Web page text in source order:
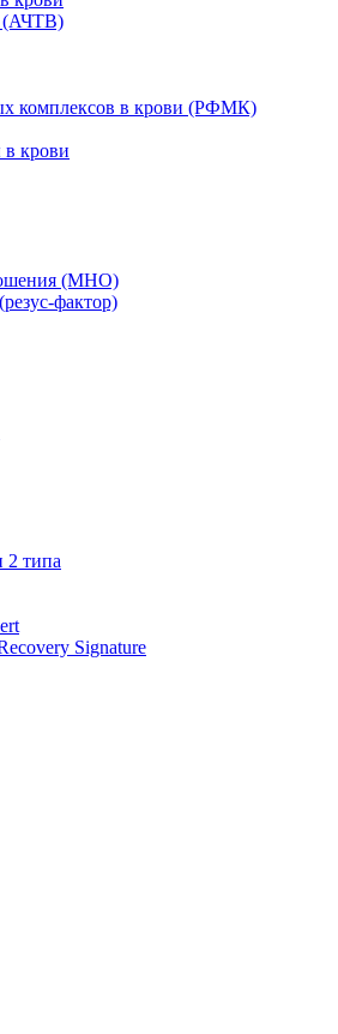
(АЧТВ)
комплексов в крови (РФМК)
в крови
(МНО)
фактор)
2 типа
Signature